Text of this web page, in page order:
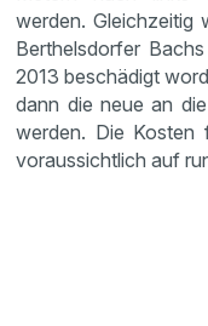
werden. Gleichzeitig
Berthelsdorfer
2013 beschädigt
dann die neue an
werden. Die Kosten
voraussichtlich auf